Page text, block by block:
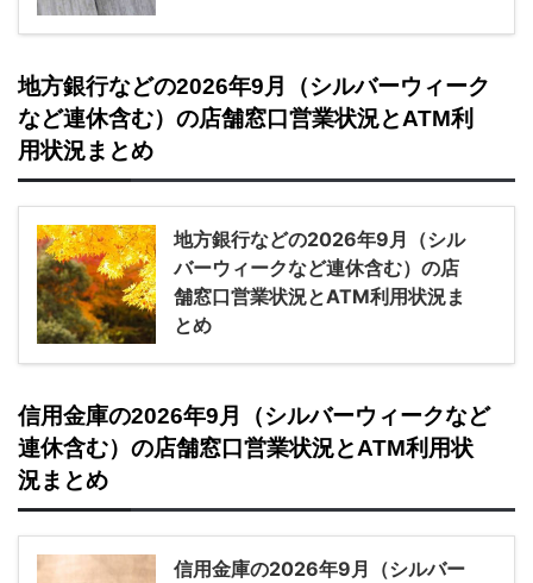
地方銀行などの2026年9月（シルバーウィーク
など連休含む）の店舗窓口営業状況とATM利
用状況まとめ
地方銀行などの2026年9月（シル
バーウィークなど連休含む）の店
舗窓口営業状況とATM利用状況ま
とめ
信用金庫の2026年9月（シルバーウィークなど
連休含む）の店舗窓口営業状況とATM利用状
況まとめ
信用金庫の2026年9月（シルバー